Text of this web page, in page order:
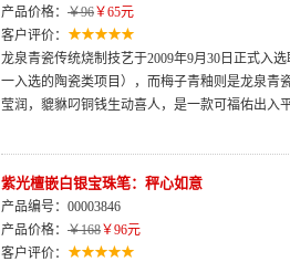
产品价格： ￥96￥65元
客户评价：
龙泉青瓷传统烧制技艺于2009年9月30日正式入
一入选的陶瓷类项目），而梅子青釉则是龙泉青
莹润，貔貅叼铜钱生动喜人，是一款可福佑出入
紫光檀嵌白银宝珠笔：秤心如意
产品编号：00003846
产品价格： ￥168￥96元
客户评价：